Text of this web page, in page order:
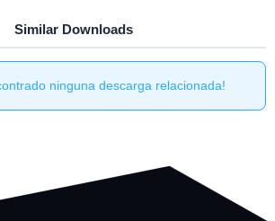
Similar Downloads
ninguna descarga relacionada!